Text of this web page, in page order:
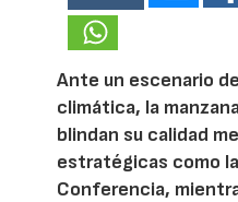
Ante un escenario
climática, la
blindan su calidad
estratégicas como
Conferencia,